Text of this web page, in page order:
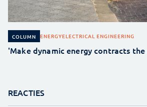
COLUMN ENERGYELECTRICAL ENGINEERING
'Make dynamic energy contracts
REACTIES